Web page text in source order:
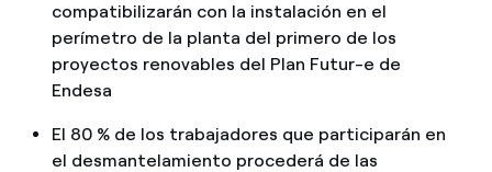
¿Gestionas varias comunidades de propietarios?
compatibilizarán con la instalación en el
perímetro de la planta del primero de los
proyectos renovables del Plan Futur-e de
Endesa
El 80 % de los trabajadores que participarán en
el desmantelamiento procederá de las